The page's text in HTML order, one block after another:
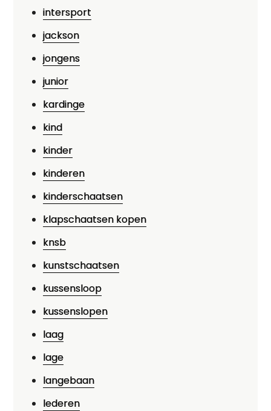
intersport
jackson
jongens
junior
kardinge
kind
kinder
kinderen
kinderschaatsen
klapschaatsen kopen
knsb
kunstschaatsen
kussensloop
kussenslopen
laag
lage
langebaan
lederen